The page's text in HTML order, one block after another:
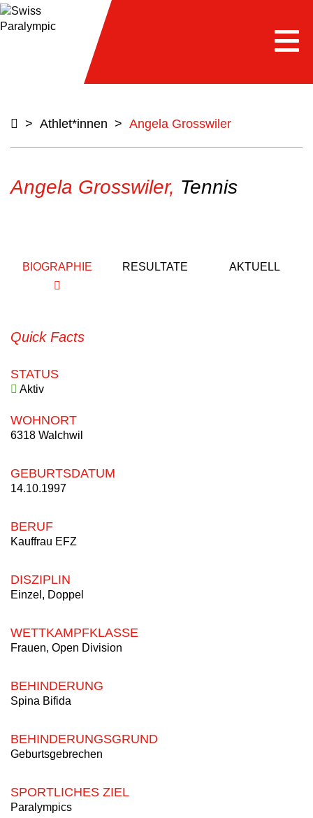
> Athlet*innen > Angela Grosswiler
Angela Grosswiler, Tennis
BIOGRAPHIE RESULTATE AKTUELL
Quick Facts
STATUS
Aktiv
WOHNORT
6318 Walchwil
GEBURTSDATUM
14.10.1997
BERUF
Kauffrau EFZ
DISZIPLIN
Einzel, Doppel
WETTKAMPFKLASSE
Frauen, Open Division
BEHINDERUNG
Spina Bifida
BEHINDERUNGSGRUND
Geburtsgebrechen
SPORTLICHES ZIEL
Paralympics